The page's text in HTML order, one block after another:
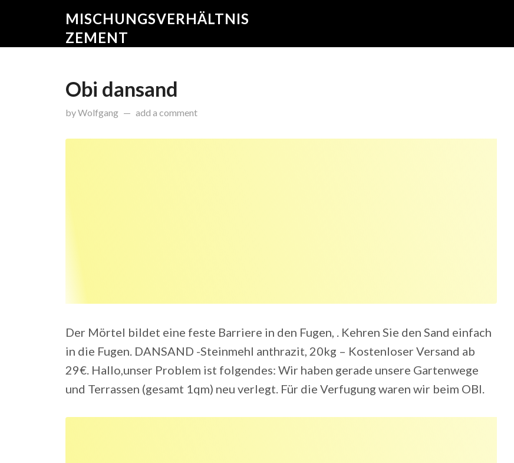
MISCHUNGSVERHÄLTNIS
ZEMENT
Obi dansand
byWolfgang onOktober 30, 2015
add a comment
Der Mörtel bildet eine feste Barriere in den Fugen, . Kehren Sie den Sand einfach
in die Fugen. DANSAND -Steinmehl anthrazit, 20kg – Kostenloser Versand ab
29€. Hallo,unser Problem ist folgendes: Wir haben gerade unsere Gartenwege
und Terrassen (gesamt 1qm) neu verlegt. Für die Verfugung waren wir beim OBI.